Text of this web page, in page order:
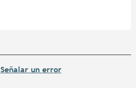
Señalar un error